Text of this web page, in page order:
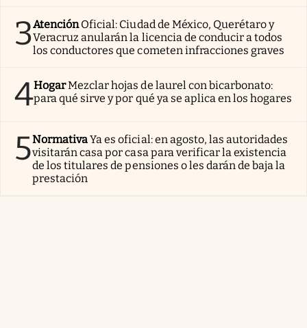
3AtenciónOficial: Ciudad de México, Querétaro y
Veracruz anularán la licencia de conducir a todos
los conductores que cometen infracciones graves
4HogarMezclar hojas de laurel con bicarbonato:
para qué sirve y por qué ya se aplica en los hogares
5NormativaYa es oficial: en agosto, las autoridades
visitarán casa por casa para verificar la existencia
de los titulares de pensiones o les darán de baja la
prestación